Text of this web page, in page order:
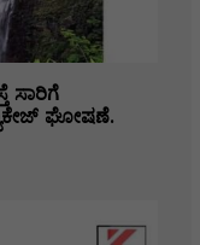
ಸಾರಿಗೆ
ಘೋಷಣೆ.